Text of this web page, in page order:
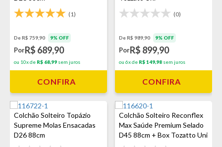
(1)
De R$ 759,90 9% OFF
PorR$ 689,90
ou 10x de R$ 68,99 sem juros
CONFIRA
(0)
De R$ 989,90 9% OFF
PorR$ 899,90
ou 6x de R$ 149,98 sem juros
CONFIRA
Colchão Solteiro Topázio
Supreme Molas Ensacadas
D26 88cm
Colchão Solteiro Reconflex
Max Saúde Premium Selado
D45 88cm + Box Tozatto Uni